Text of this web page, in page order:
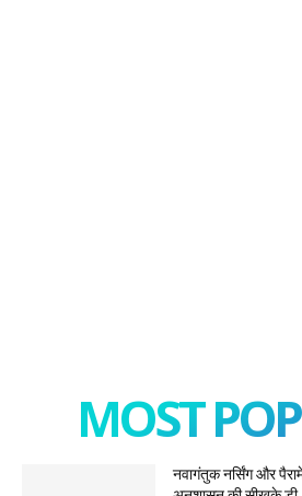
MOST
नवागंतुक नर्सिंग और